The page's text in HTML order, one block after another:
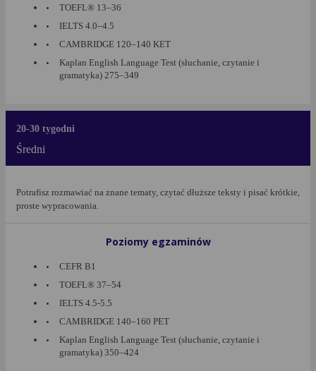
TOEFL® 13–36
IELTS 4.0–4.5
CAMBRIDGE 120–140 KET
Kaplan English Language Test (słuchanie, czytanie i
gramatyka) 275–349
20-30 tygodni
Średni
Potrafisz rozmawiać na znane tematy, czytać dłuższe teksty i pisać krótkie,
proste wypracowania.
Poziomy egzaminów
CEFR B1
TOEFL® 37–54
IELTS 4.5-5.5
CAMBRIDGE 140–160 PET
Kaplan English Language Test (słuchanie, czytanie i
gramatyka) 350–424